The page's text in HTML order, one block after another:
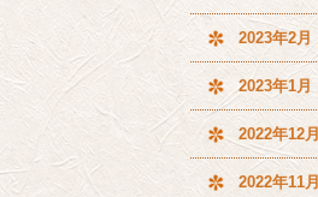
2023年2月
2023年1月
2022年12月
2022年11月